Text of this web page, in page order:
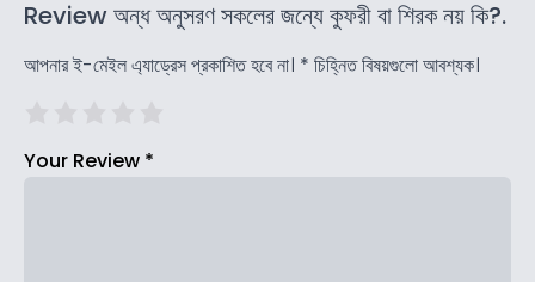
Review অন্ধ অনুসরণ সকলের জন্যে কুফরী বা শিরক নয় কি?.
আপনার ই-মেইল এ্যাড্রেস প্রকাশিত হবে না। * চিহ্নিত বিষয়গুলো আবশ্যক।
Your Review *